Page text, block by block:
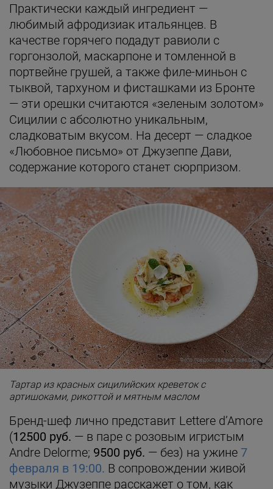
Практически каждый ингредиент —
любимый афродизиак итальянцев. В
качестве горячего подадут равиоли с
горгонзолой, маскарпоне и томленной в
портвейне грушей, а также филе-миньон с
тыквой, тархуном и фисташками из Бронте
— эти орешки считаются «зеленым золотом»
Сицилии с абсолютно уникальным,
сладковатым вкусом. На десерт — сладкое
«Любовное письмо» от Джузеппе Дави,
содержание которого станет сюрпризом.
Фото предоставлены заведением
Тартар из красных сицилийских креветок с
артишоками, рикоттой и мятным маслом
Бренд-шеф лично представит Lettere d’Amore
(12500 руб. — в паре с розовым игристым
Andre Delorme; 9500 руб. — без) на ужине 7
февраля в 19:00. В сопровождении живой
музыки Джузеппе расскажет о том, как